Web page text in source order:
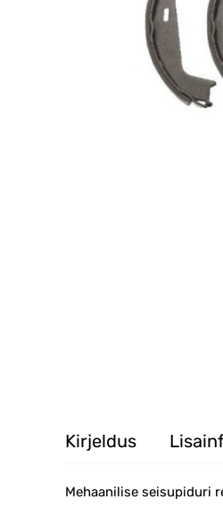
Kirjeldus
Mehaanilise seisupiduri